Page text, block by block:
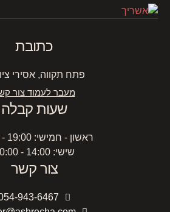
כתובת
פתח תקווה, אסירי ציון
מעבר לעמוד צור
שעות קבלה
ראשון - חמישי: 19:00 - 11:00
שישי: 14:00 - 10:00
צור קשר
943-6467